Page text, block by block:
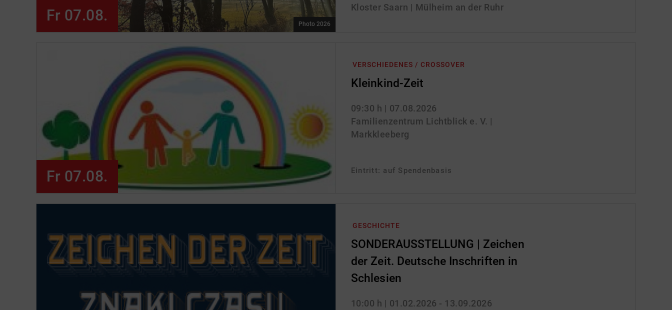
Kloster Saarn | Mülheim an der Ruhr
Fr 07.08. Photo 2026
VERSCHIEDENES / CROSSOVER
Kleinkind-Zeit
09:30 h | 07.08.2026
Familienzentrum Lichtblick e. V. |
Markkleeberg
Eintritt: auf Spendenbasis
Fr 07.08.
GESCHICHTE
SONDERAUSSTELLUNG | Zeichen
der Zeit. Deutsche Inschriften in
Schlesien
10:00 h | 01.02.2026 - 13.09.2026